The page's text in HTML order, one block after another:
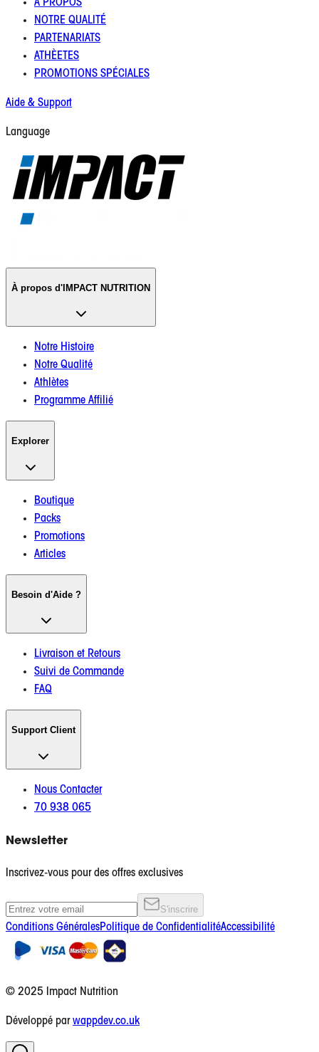
À PROPOS
NOTRE QUALITÉ
PARTENARIATS
ATHÈETES
PROMOTIONS SPÉCIALES
Aide & Support
Language
À propos d'IMPACT NUTRITION
Notre Histoire
Notre Qualité
Athlètes
Programme Affilié
Explorer
Boutique
Packs
Promotions
Articles
Besoin d'Aide ?
Livraison et Retours
Suivi de Commande
FAQ
Support Client
Nous Contacter
70 938 065
Newsletter
Inscrivez-vous pour des offres exclusives
S'inscrire
Conditions GénéralesPolitique de ConfidentialitéAccessibilité
© 2025 Impact Nutrition
Développé par wappdev.co.uk